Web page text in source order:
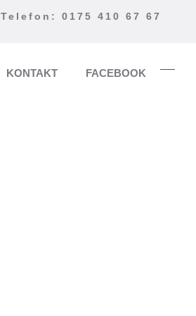
Telefon: 0175 410 67 67
KONTAKT FACEBOOK